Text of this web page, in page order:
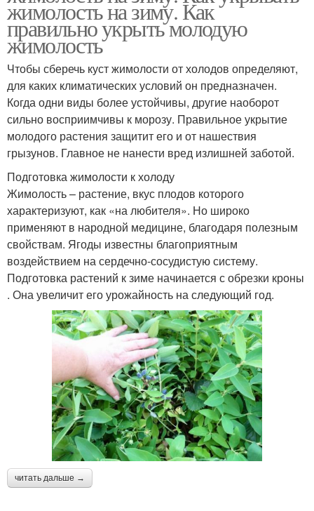
жимолость на зиму. Как
правильно укрыть молодую
жимолость
Чтобы сберечь куст жимолости от холодов определяют,
для каких климатических условий он предназначен.
Когда одни виды более устойчивы, другие наоборот
сильно восприимчивы к морозу. Правильное укрытие
молодого растения защитит его и от нашествия
грызунов. Главное не нанести вред излишней заботой.
Подготовка жимолости к холоду
Жимолость – растение, вкус плодов которого
характеризуют, как «на любителя». Но широко
применяют в народной медицине, благодаря полезным
свойствам. Ягоды известны благоприятным
воздействием на сердечно-сосудистую систему.
Подготовка растений к зиме начинается с обрезки кроны
. Она увеличит его урожайность на следующий год.
читать дальше →